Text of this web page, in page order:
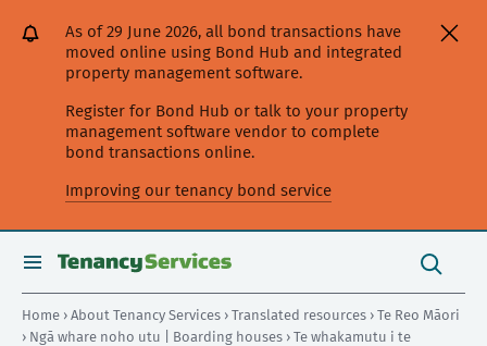
website]
secondary
As of 29 June 2026, all bond transactions have
moved online using Bond Hub and integrated
property management software.
Register for Bond Hub or talk to your property
management software vendor to complete
bond transactions online.
Improving our tenancy bond service
toggle
this
site
Search
Home › About Tenancy Services › Translated resources › Te Reo Māori
› Ngā whare noho utu | Boarding houses › Te whakamutu i te